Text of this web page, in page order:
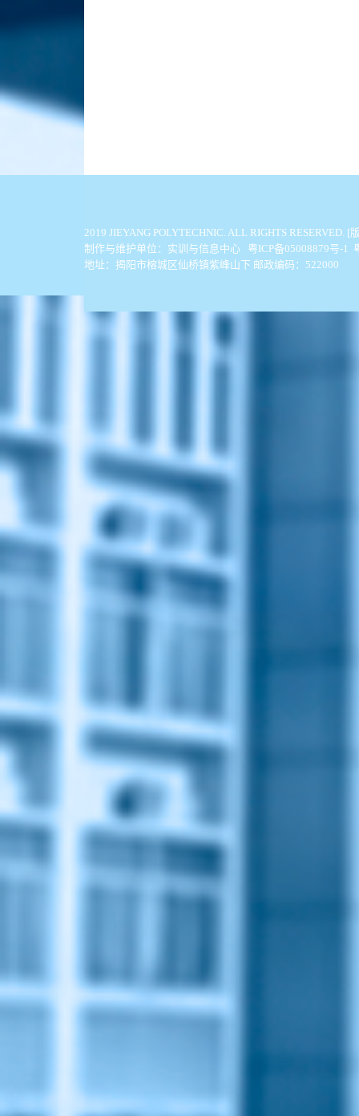
2019 JIEYANG POLYTECHNIC. ALL
制作与维护单位：实训与信息中心 粤ICP备05008879号-1
地址：揭阳市榕城区仙桥镇紫峰山下 邮政编码：522000